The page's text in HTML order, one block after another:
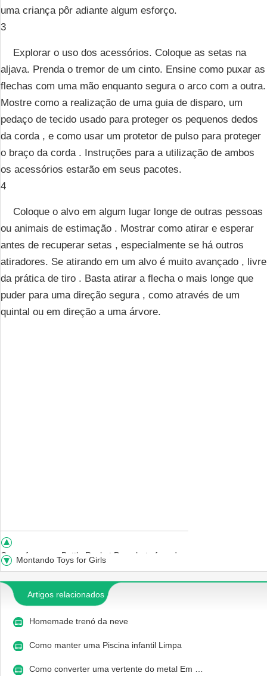
uma criança pôr adiante algum esforço.
3
Explorar o uso dos acessórios. Coloque as setas na
aljava. Prenda o tremor de um cinto. Ensine como puxar as
flechas com uma mão enquanto segura o arco com a outra.
Mostre como a realização de uma guia de disparo, um
pedaço de tecido usado para proteger os pequenos dedos
da corda , e como usar um protetor de pulso para proteger
o braço da corda . Instruções para a utilização de ambos
os acessórios estarão em seus pacotes.
4
Coloque o alvo em algum lugar longe de outras pessoas
ou animais de estimação . Mostrar como atirar e esperar
antes de recuperar setas , especialmente se há outros
atiradores. Se atirando em um alvo é muito avançado , livre
da prática de tiro . Basta atirar a flecha o mais longe que
puder para uma direção segura , como através de um
quintal ou em direção a uma árvore.
Como fazer um Bottle Rocket Parachute fora de um saco de plástico
Montando Toys for Girls
Artigos relacionados
Homemade trenó da neve
Como manter uma Piscina infantil Limpa
Como converter uma vertente do metal Em …